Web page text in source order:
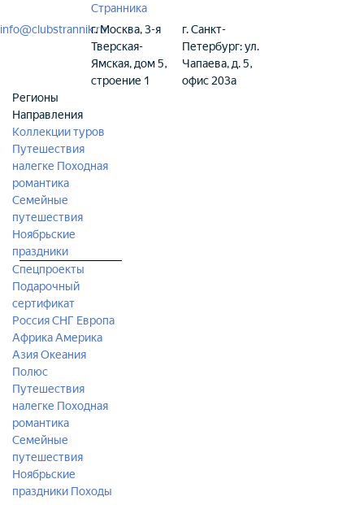
Странника
info@clubstrannik.ruг. Москва, 3-я
Тверская-
Ямская, дом 5,
строение 1
г. Санкт-
Петербург: ул.
Чапаева, д. 5,
офис 203а
Регионы
Направления
Коллекции туров
Путешествия
налегке Походная
романтика
Семейные
путешествия
Ноябрьские
праздники
Спецпроекты
Подарочный
сертификат
РоссияСНГ Европа
АфрикаАмерика
АзияОкеания
Полюс
Путешествия
налегке Походная
романтика
Семейные
путешествия
Ноябрьские
праздники Походы